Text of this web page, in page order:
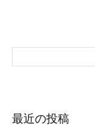
最近の投稿